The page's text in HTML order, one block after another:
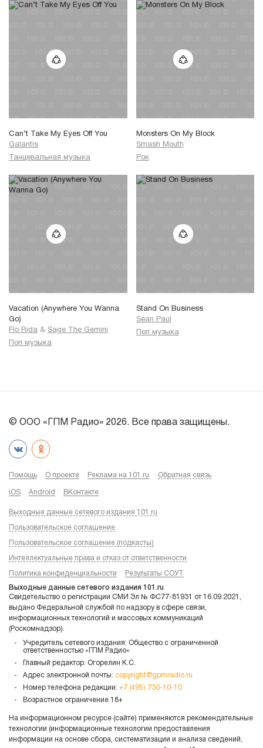
Can’t Take My Eyes Off You
Galantis
Танцевальная музыка
Monsters On My Block
Smash Mouth
Рок
Vacation (Anywhere You Wanna
Go)
Flo Rida & Sage The Gemini
Поп музыка
Stand On Business
Sean Paul
Поп музыка
© ООО «ГПМ Радио» 2026. Все права защищены.
Помощь О проекте Реклама на 101.ru Обратная связь
iOS Android ВКонтакте
Выходные данные сетевого издания 101.ru
Пользовательское соглашение
Пользовательское соглашение (подкасты)
Интеллектуальные права и отказ от ответственности
Политика конфиденциальности Результаты СОУТ
Выходные данные сетевого издания 101.ru
Свидетельство о регистрации СМИ Эл № ФС77-81931 от 16.09.2021,
выдано Федеральной службой по надзору в сфере связи,
информационных технологий и массовых коммуникаций
(Роскомнадзор).
Учредитель сетевого издания: Общество с ограниченной
ответственностью «ГПМ Радио»
Главный редактор: Огорелин К.С.
Адрес электронной почты: copyright@gpmradio.ru
Номер телефона редакции: +7 (495) 730-10-10
Возрастное ограничение 18+
На информационном ресурсе (сайте) применяются рекомендательные
технологии (информационные технологии предоставления
информации на основе сбора, систематизации и анализа сведений,